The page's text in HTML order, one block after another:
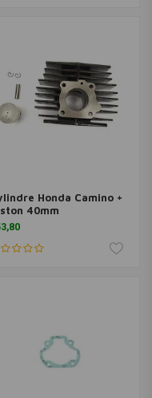
Honda Camino +
40mm